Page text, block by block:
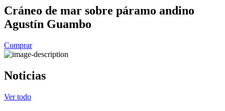
Cráneo de mar sobre páramo andino
Agustín Guambo
Comprar
Noticias
Ver todo